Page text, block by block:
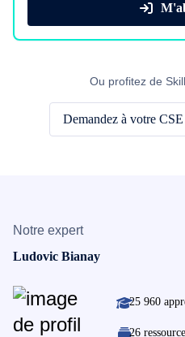
Ou profitez de
Demandez à votre
Notre expert
Ludovic Bianay
25 960
26